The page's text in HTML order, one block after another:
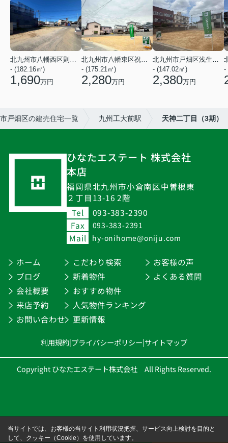
北九州市八幡西区則松３丁目
- (182.16㎡)
1,690万円
北九州市八幡東区祝町２丁目
- (175.21㎡)
2,280万円
北九州市戸畑区浅生３丁目
- (147.02㎡)
2,380万円
-
戸畑区の建売住宅一覧 九州工大前駅 天神二丁目（3期）
ひなたエステート 株式会社
本店
福岡県北九州市小倉南区中曽根東
２丁目13-16 2階
Tel
093-383-2390
Fax
093-383-2391
Mail hy-onihome@oniju.com
ホーム
ブログ
会社概要
来店予約
お問い合わせ
こだわり検索
新着物件
おすすめ物件
人気物件ランキング
更新情報
お客様の声
よくある質問
利用規約|プライバシーポリシー|サイトマップ
Copyright ひなたエステート株式会社 All Rights Reserved.
当サイトでは、お客様の当サイト利用状況把握、サービス向上検討を目的と
して、クッキー（Cookie）を使用しています。